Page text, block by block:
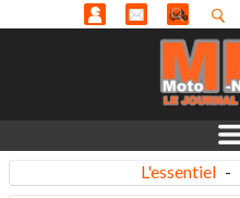
L'essentiel -